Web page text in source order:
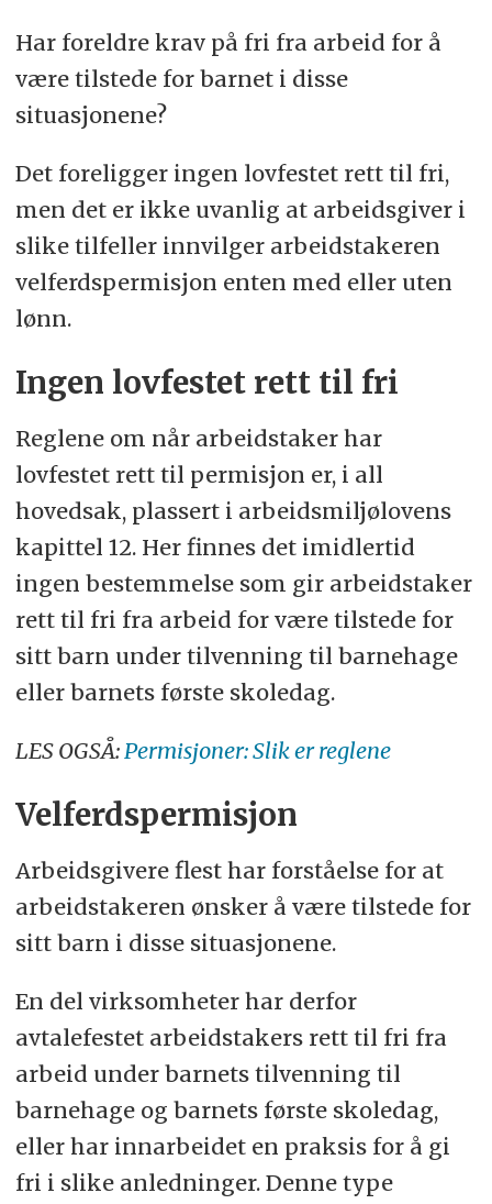
Har foreldre krav på fri fra arbeid for å
være tilstede for barnet i disse
situasjonene?
Det foreligger ingen lovfestet rett til fri,
men det er ikke uvanlig at arbeidsgiver i
slike tilfeller innvilger arbeidstakeren
velferdspermisjon enten med eller uten
lønn.
Ingen lovfestet rett til fri
Reglene om når arbeidstaker har
lovfestet rett til permisjon er, i all
hovedsak, plassert i arbeidsmiljølovens
kapittel 12. Her finnes det imidlertid
ingen bestemmelse som gir arbeidstaker
rett til fri fra arbeid for være tilstede for
sitt barn under tilvenning til barnehage
eller barnets første skoledag.
LES OGSÅ:Permisjoner: Slik er reglene
Velferdspermisjon
Arbeidsgivere flest har forståelse for at
arbeidstakeren ønsker å være tilstede for
sitt barn i disse situasjonene.
En del virksomheter har derfor
avtalefestet arbeidstakers rett til fri fra
arbeid under barnets tilvenning til
barnehage og barnets første skoledag,
eller har innarbeidet en praksis for å gi
fri i slike anledninger. Denne type